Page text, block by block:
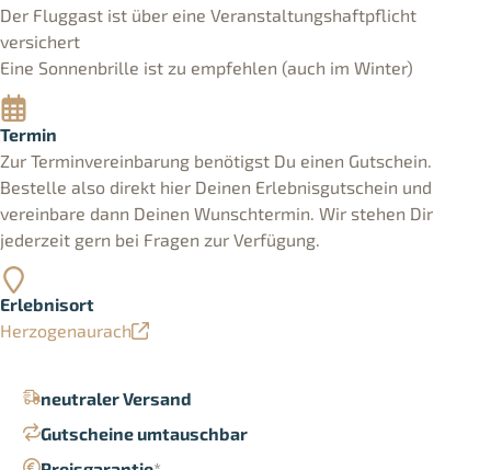
neutraler Versand
Gutscheine umtauschbar
Der Fluggast ist über eine Veranstaltungshaftpflicht
versichert
Eine Sonnenbrille ist zu empfehlen (auch im Winter)
Termin
Zur Terminvereinbarung benötigst Du einen Gutschein.
Bestelle also direkt hier Deinen Erlebnisgutschein und
vereinbare dann Deinen Wunschtermin. Wir stehen Dir
jederzeit gern bei Fragen zur Verfügung.
Erlebnisort
Herzogenaurach